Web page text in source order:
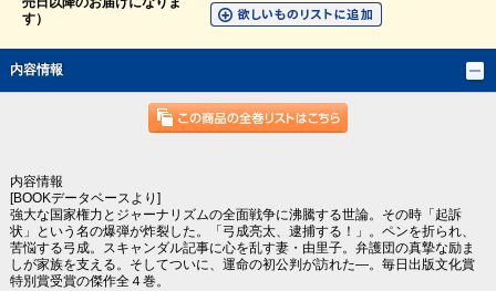
す）
内容情報
内容情報
[BOOKデータベースより]
強大な国家権力とジャーナリズムの全面戦争に沸騰する世論。その時「起訴
状」という名の爆弾が炸裂した。「弓成亮太、逮捕する！」。ペンを折られ、
苦悩する弓成。スキャンダル記事に心を乱す妻・由里子。弁護団の真摯な励ま
しが家族を支える。そしてついに、運命の初公判が訪れた―。毎日出版文化賞
特別賞受賞の傑作全４巻。